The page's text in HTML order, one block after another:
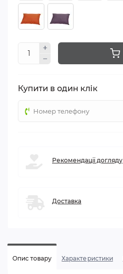
Купити в один клік
Рекомендації догляду
Доставка
Опис товару Характеристики